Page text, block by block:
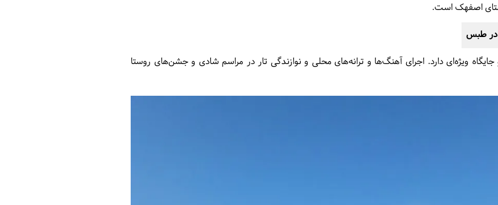
اصفهک است.
در طبس
ویژه‌ای دارد. اجرای آهنگ‌ها و ترانه‌های محلی و نوازندگی تار در مراسم شادی و جشن‌های روستا